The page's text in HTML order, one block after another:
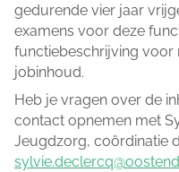
gedurende vier jaar
examens voor deze
functiebeschrijving voor
jobinhoud.
Heb je vragen over de
contact opnemen met
Jeugdzorg, coördinatie